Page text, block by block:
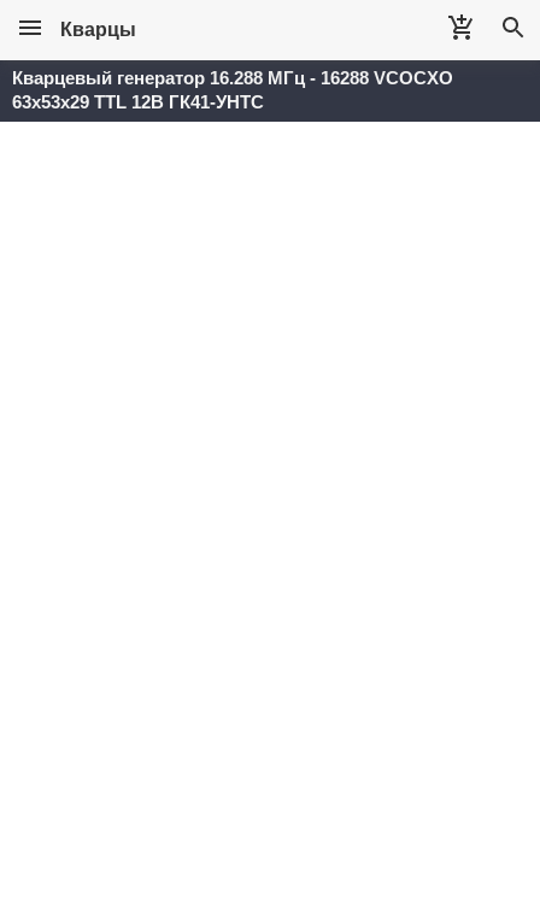
Кварцы
Кварцевый генератор 16.288 МГц - 16288 VCOCXO
63x53x29 TTL 12В ГК41-УНТС